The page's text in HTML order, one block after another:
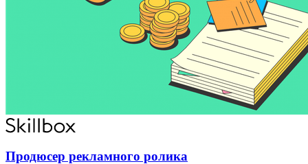
Продюсер рекламного ролика